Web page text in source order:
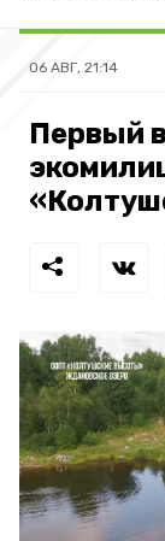
06 АВГ, 21:14
Первый